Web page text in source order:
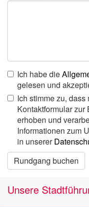
Ich habe die
gelesen und
Ich stimme zu,
Kontaktformular
erhoben und
Informationen zum
in unserer
Rundgang buchen
Unsere